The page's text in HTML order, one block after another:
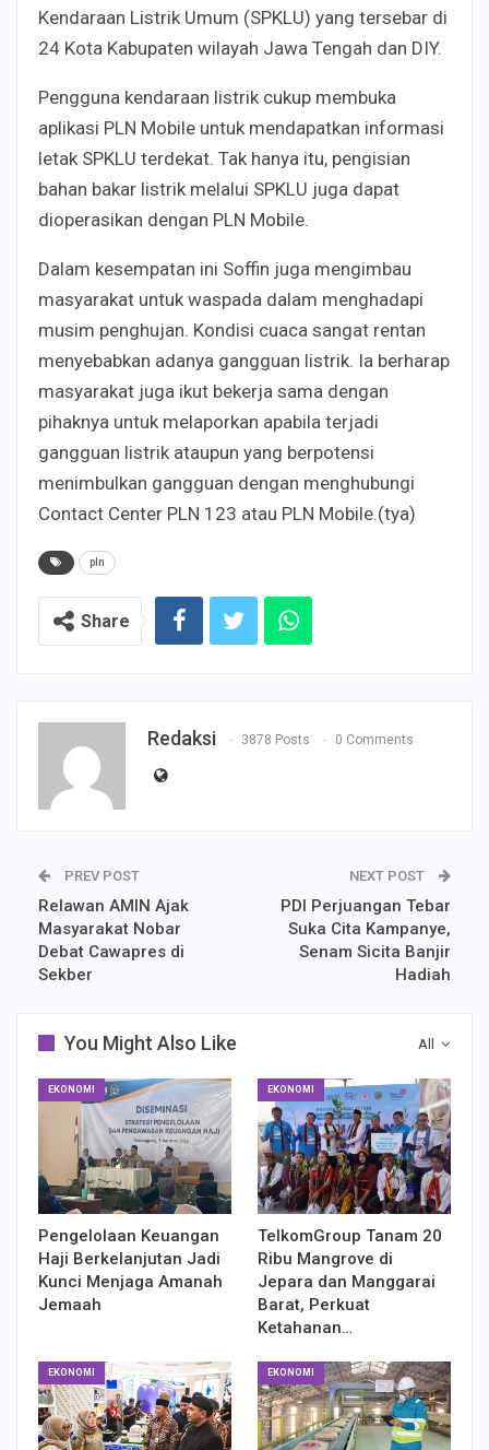
Kendaraan Listrik Umum (SPKLU) yang tersebar di
24 Kota Kabupaten wilayah Jawa Tengah dan DIY.
Pengguna kendaraan listrik cukup membuka
aplikasi PLN Mobile untuk mendapatkan informasi
letak SPKLU terdekat. Tak hanya itu, pengisian
bahan bakar listrik melalui SPKLU juga dapat
dioperasikan dengan PLN Mobile.
Dalam kesempatan ini Soffin juga mengimbau
masyarakat untuk waspada dalam menghadapi
musim penghujan. Kondisi cuaca sangat rentan
menyebabkan adanya gangguan listrik. Ia berharap
masyarakat juga ikut bekerja sama dengan
pihaknya untuk melaporkan apabila terjadi
gangguan listrik ataupun yang berpotensi
menimbulkan gangguan dengan menghubungi
Contact Center PLN 123 atau PLN Mobile.(tya)
pln
Share
Redaksi 3878 Posts 0 Comments
PREV POST
Relawan AMIN Ajak
Masyarakat Nobar
Debat Cawapres di
Sekber
NEXT POST
PDI Perjuangan Tebar
Suka Cita Kampanye,
Senam Sicita Banjir
Hadiah
All
You Might Also Like
EKONOMI
Pengelolaan Keuangan
Haji Berkelanjutan Jadi
Kunci Menjaga Amanah
Jemaah
EKONOMI
TelkomGroup Tanam 20
Ribu Mangrove di
Jepara dan Manggarai
Barat, Perkuat
Ketahanan…
EKONOMI EKONOMI